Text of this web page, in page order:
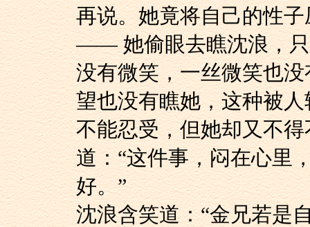
再说。她竟将自己的性
—— 她偷眼去瞧沈浪，只
没有微笑，一丝微笑也
望也没有瞧她，这种被
不能忍受，但她却又不
道：“这件事，闷在心里
好。”
沈浪含笑道：“金兄若